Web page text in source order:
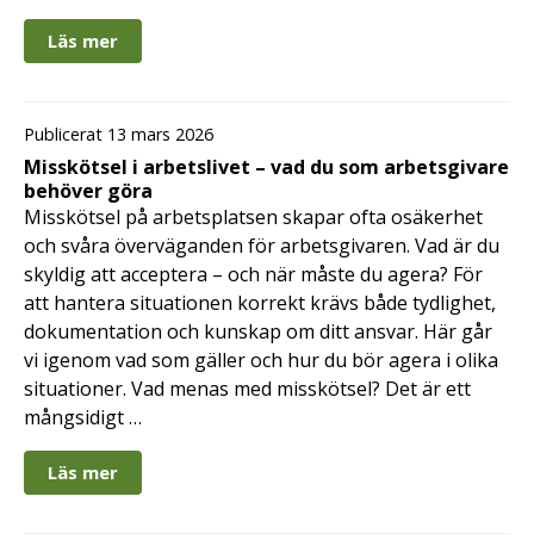
Läs mer
Publicerat 13 mars 2026
Misskötsel i arbetslivet – vad du som arbetsgivare
behöver göra
Misskötsel på arbetsplatsen skapar ofta osäkerhet
och svåra överväganden för arbetsgivaren. Vad är du
skyldig att acceptera – och när måste du agera? För
att hantera situationen korrekt krävs både tydlighet,
dokumentation och kunskap om ditt ansvar. Här går
vi igenom vad som gäller och hur du bör agera i olika
situationer. Vad menas med misskötsel? Det är ett
mångsidigt …
Läs mer